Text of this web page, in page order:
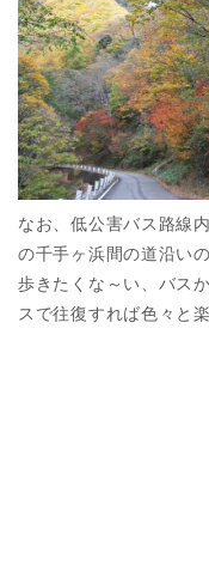
なお、低公害バス路線
の千手ヶ浜間の道沿い
歩きたくな～い、バス
スで往復すれば色々と